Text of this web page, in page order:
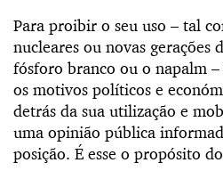
Para proibir o seu uso – tal
nucleares ou novas gerações
fósforo branco ou o napalm
os motivos políticos e
detrás da sua utilização e
uma opinião pública
posição. É esse o propósito